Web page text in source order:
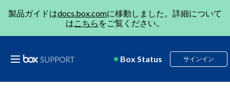
製品ガイドはdocs.box.comに移動しました。詳細について
はこちら をご覧ください。
Box Status サインイン